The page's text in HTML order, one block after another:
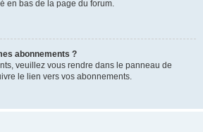
en bas de la page du forum.
abonnements ?
veuillez vous rendre dans le panneau de
le lien vers vos abonnements.